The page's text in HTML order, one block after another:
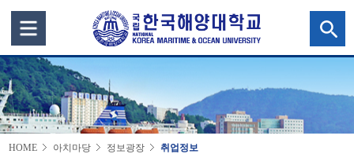
HOME 아치마당 정보광장 취업정보